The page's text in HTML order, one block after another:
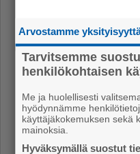
Vt8:lle uusi asfaltti
Ajassa 7.8.2026 12.25
Ikäihmisille
Uutiset 7.8.2026 12.15
Voiko kaupungin
tänä kesänä?
Arvostamme
Tarvitsemme
henkilökohtaisen
Me ja huolellisesti
hyödynnämme
käyttäjäkokemuksen sekä
mainoksia.
Hyväksymällä suostut